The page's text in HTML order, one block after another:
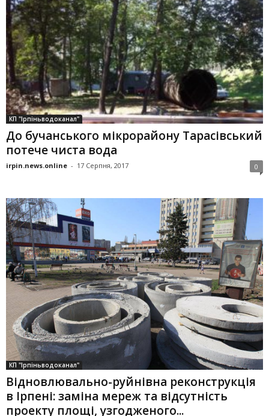
КП "Ірпіньводоканал"
До бучанського мікрорайону Тарасівський
потече чиста вода
irpin.news.online - 17 Серпня, 2017 0
КП "Ірпіньводоканал"
Відновлювально-руйнівна реконструкція
в Ірпені: заміна мереж та відсутність
проекту площі, узгодженого...